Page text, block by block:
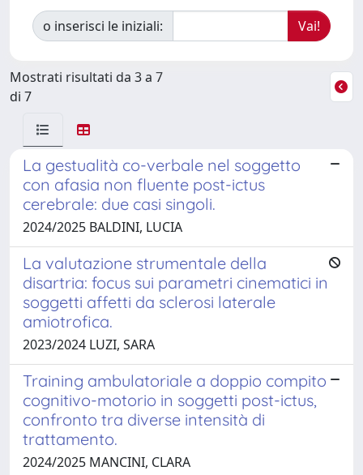
o inserisci le iniziali:
Mostrati risultati da 3 a 7
di 7
La gestualità co-verbale nel soggetto
con afasia non fluente post-ictus
cerebrale: due casi singoli.
2024/2025 BALDINI, LUCIA
La valutazione strumentale della
disartria: focus sui parametri cinematici in
soggetti affetti da sclerosi laterale
amiotrofica.
2023/2024 LUZI, SARA
Training ambulatoriale a doppio compito
cognitivo-motorio in soggetti post-ictus,
confronto tra diverse intensità di
trattamento.
2024/2025 MANCINI, CLARA